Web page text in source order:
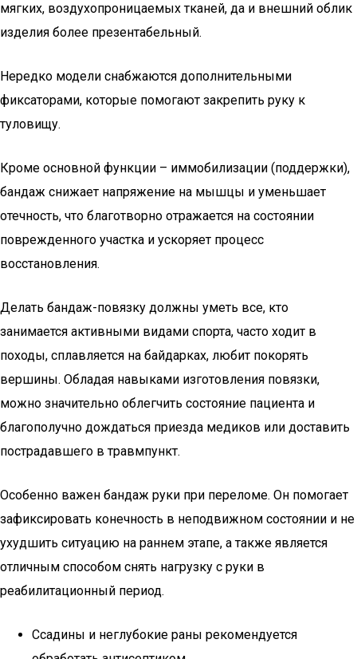
мягких, воздухопроницаемых тканей, да и внешний облик
изделия более презентабельный.
Нередко модели снабжаются дополнительными
фиксаторами, которые помогают закрепить руку к
туловищу.
Кроме основной функции – иммобилизации (поддержки),
бандаж снижает напряжение на мышцы и уменьшает
отечность, что благотворно отражается на состоянии
поврежденного участка и ускоряет процесс
восстановления.
Делать бандаж-повязку должны уметь все, кто
занимается активными видами спорта, часто ходит в
походы, сплавляется на байдарках, любит покорять
вершины. Обладая навыками изготовления повязки,
можно значительно облегчить состояние пациента и
благополучно дождаться приезда медиков или доставить
пострадавшего в травмпункт.
Особенно важен бандаж руки при переломе. Он помогает
зафиксировать конечность в неподвижном состоянии и не
ухудшить ситуацию на раннем этапе, а также является
отличным способом снять нагрузку с руки в
реабилитационный период.
Ссадины и неглубокие раны рекомендуется